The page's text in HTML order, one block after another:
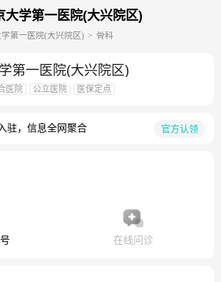
大学第一医院(大兴院区)
第一医院(大兴院区) 骨科
第一医院(大兴院区)
医院 公立医院 医保定点
驻，信息全网聚合 官方认领
在线问诊